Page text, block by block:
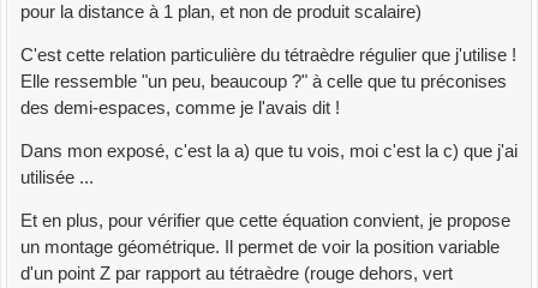
pour la distance à 1 plan, et non de produit scalaire)
C'est cette relation particulière du tétraèdre régulier que j'utilise !
Elle ressemble "un peu, beaucoup ?" à celle que tu préconises
des demi-espaces, comme je l'avais dit !
Dans mon exposé, c'est la a) que tu vois, moi c'est la c) que j'ai
utilisée ...
Et en plus, pour vérifier que cette équation convient, je propose
un montage géométrique. Il permet de voir la position variable
d'un point Z par rapport au tétraèdre (rouge dehors, vert